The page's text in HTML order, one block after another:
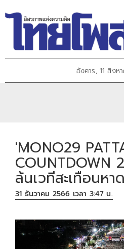
อังคาร, 11 สิงห
'MONO29
COUNTDOWN
ล้นเวทีสะเทือนห
31 ธันวาคม 2566 เวลา 3:47 น.